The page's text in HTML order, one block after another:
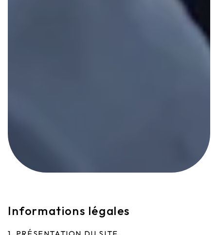
Informations légales